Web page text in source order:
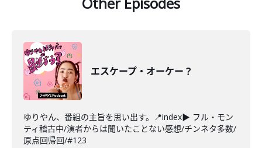
エスケープ・オーケー？
ゆりやん、番組の主旨を思い出す。📍index▶ フル・モン
ティ稽古中/演者からは聞いたことない感想/チンネタ多数/
原点回帰回/#123